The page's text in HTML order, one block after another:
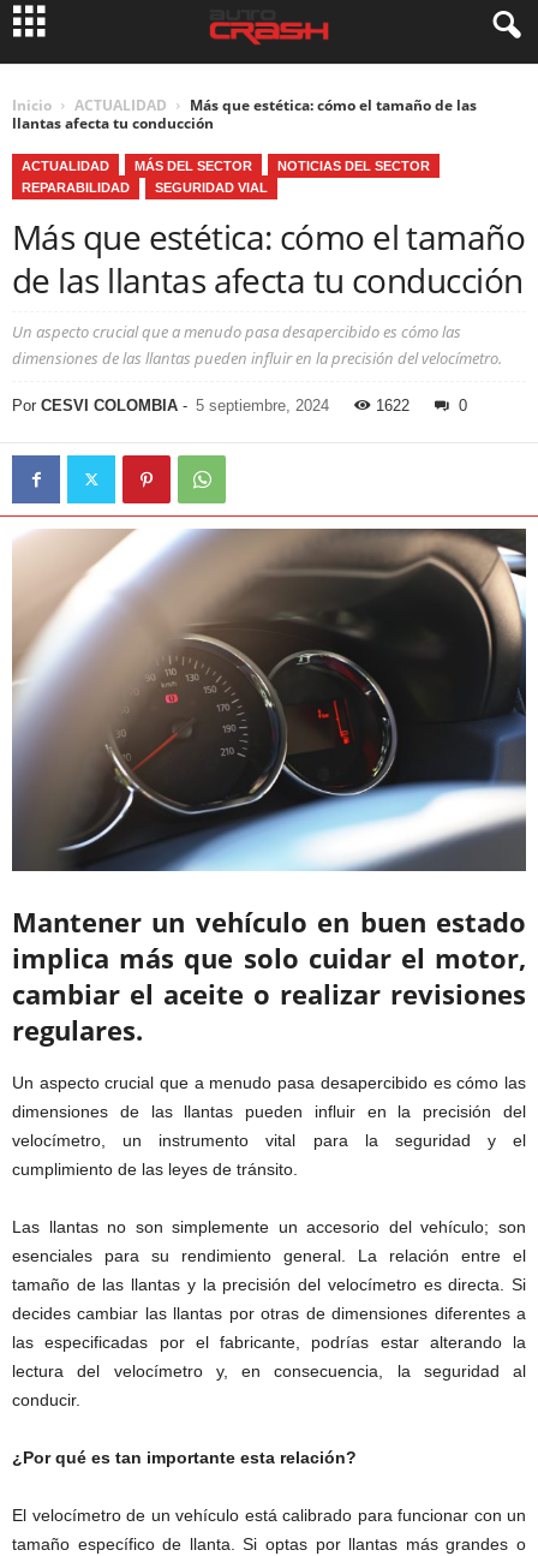
Inicio ACTUALIDAD
Más que estética: cómo el tamaño de las
llantas afecta tu conducción
ACTUALIDAD MÁS DEL SECTOR
NOTICIAS DEL SECTOR
REPARABILIDAD
SEGURIDAD VIAL
Más que estética: cómo el tamaño
de las llantas afecta tu conducción
Un aspecto crucial que a menudo pasa desapercibido es cómo las
dimensiones de las llantas pueden influir en la precisión del velocímetro.
Por CESVI COLOMBIA - 5 septiembre, 2024 1622 0
Mantener un vehículo en buen estado
implica más que solo cuidar el motor,
cambiar el aceite o realizar revisiones
regulares.
Un aspecto crucial que a menudo pasa desapercibido es cómo las
dimensiones de las llantas pueden influir en la precisión del
velocímetro, un instrumento vital para la seguridad y el
cumplimiento de las leyes de tránsito.
Las llantas no son simplemente un accesorio del vehículo; son
esenciales para su rendimiento general. La relación entre el
tamaño de las llantas y la precisión del velocímetro es directa. Si
decides cambiar las llantas por otras de dimensiones diferentes a
las especificadas por el fabricante, podrías estar alterando la
lectura del velocímetro y, en consecuencia, la seguridad al
conducir.
¿Por qué es tan importante esta relación?
El velocímetro de un vehículo está calibrado para funcionar con un
tamaño específico de llanta. Si optas por llantas más grandes o